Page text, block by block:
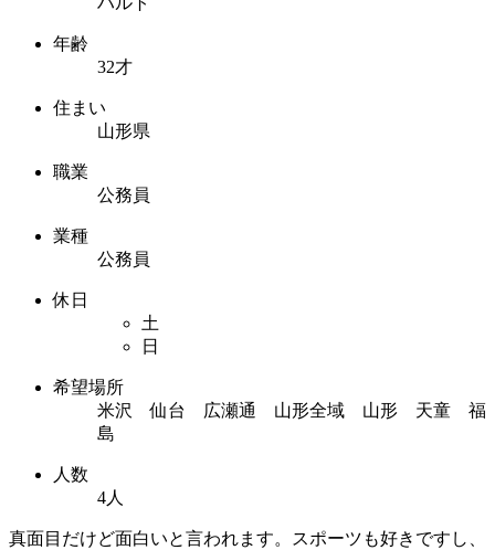
年齢
32才
住まい
山形県
職業
公務員
業種
公務員
休日
土
日
希望場所
米沢 仙台 広瀬通 山形全域 山形 天童 福
島
人数
4人
真面目だけど面白いと言われます。スポーツも好きですし、